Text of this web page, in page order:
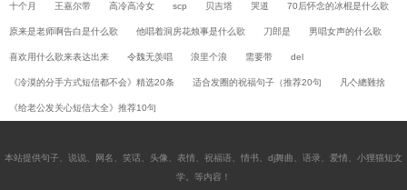
十个月 王嘉尔带 高冷高冷女 scp 贝吉塔 哭道 70后怀念的冰棍是什么歌
原来是老师啊告白是什么歌 他唱着洞房花烛事是什么歌 刀郎是 男唱女声的什么歌
喜欢用什么歌来表达出来 令魏无羡唱 浪里个浪 需要带 del
《冷漠的分手方式短信都不会》精选20条 适合发圈的祝福句子（推荐20句 凡亽總難捨
《给老公发关心短信大全》推荐10句
本站提供句子 说说 网名 笑话 头像 表情 祝福语 情书 dj舞曲 语录 爱情
小狸猫短文
学 。等内容！